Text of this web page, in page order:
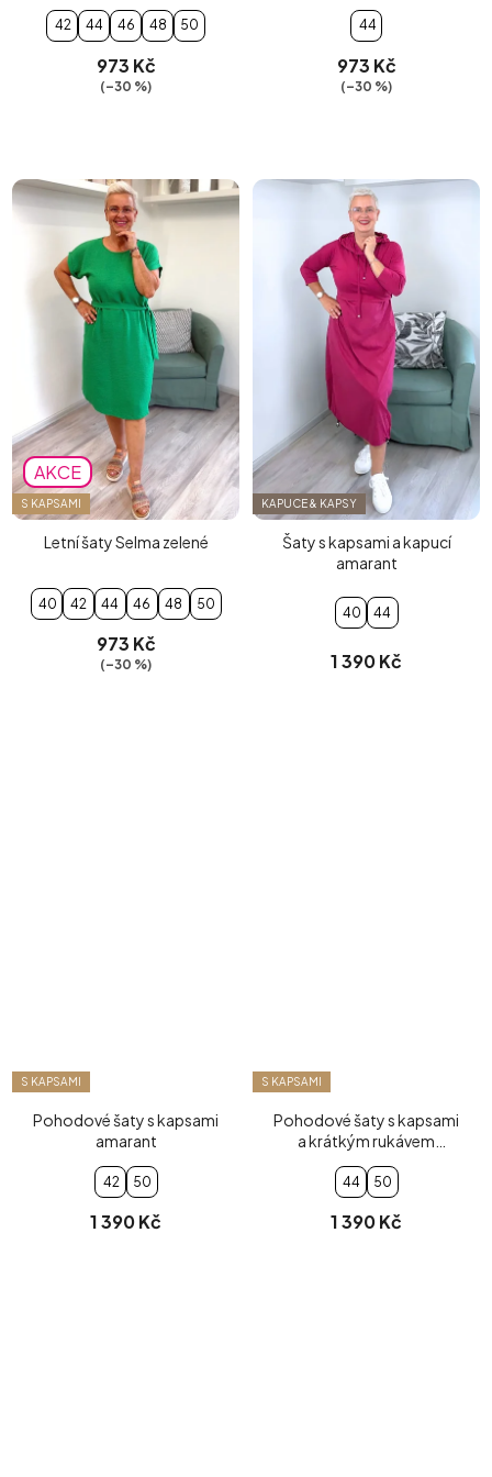
42 44 46 48 50
973 Kč
(–30 %)
44
973 Kč
(–30 %)
AKCE
S KAPSAMI
Letní šaty Selma zelené
40 42 44 46 48 50
973 Kč
(–30 %)
KAPUCE & KAPSY
Šaty s kapsami a kapucí
amarant
40 44
1 390 Kč
S KAPSAMI
Pohodové šaty s kapsami
amarant
42 50
1 390 Kč
S KAPSAMI
Pohodové šaty s kapsami
a krátkým rukávem
tyrkysové
44 50
1 390 Kč